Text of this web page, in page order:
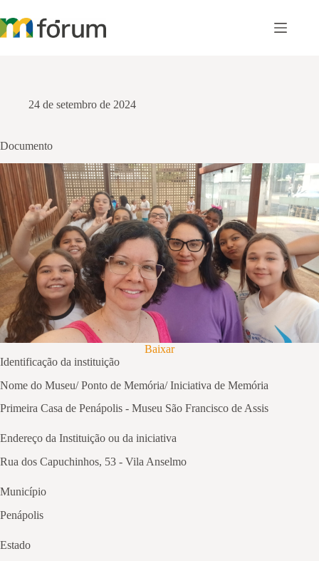
para
o
24 de setembro de 2024
Documento
Baixar
Identificação da instituição
Nome do Museu/ Ponto de Memória/ Iniciativa de Memória
Primeira Casa de Penápolis - Museu São Francisco de Assis
Endereço da Instituição ou da iniciativa
Rua dos Capuchinhos, 53 - Vila Anselmo
Município
Penápolis
Estado